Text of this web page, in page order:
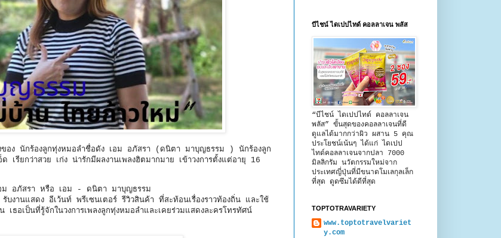
ของ นักร้องลูกทุ่งหมอลำชื่อดัง เอม อภัสรา (ดนิตา มาบุญธรรม ) นักร้องลูก
เรียกว่าสวย เก่ง น่ารักมีผลงานเพลงฮิตมากมาย เข้าวงการตั้งแต่อายุ 16
อม อภัสรา หรือ เอม - ดนิตา มาบุญธรรม
บงานแสดง อีเว้นท์ พรีเซนเตอร์ รีวิวสินค้า ที่สะท้อนเรื่องราวท้องถิ่น และใช้
อเป็นที่รู้จักในวงการเพลงลูกทุ่งหมอลำและเคยร่วมแสดงละครโทรทัศน์
บีไชน์ ไดเปปไทด์ คอลลาเจน พลัส
“บีไชน์ ไดเปปไทด์ คอลลาเจน
พลัส” ขั้นสุดของคอลลาเจนที่ดี
ดูแลได้มากกว่าผิว ผสาน 5 คุณ
ประโยชน์เน้นๆ ได้แก่ ไดเปป
ไทด์คอลลาเจนจากปลา 7000
มิลลิกรัม นวัตกรรมใหม่จาก
ประเทศญี่ปุ่นที่มีขนาดโมเลกุลเล็ก
ที่สุด ดูดซึมได้ดีที่สุด
TOPTOTRAVARIETY
www.toptotravelvariet
y.com